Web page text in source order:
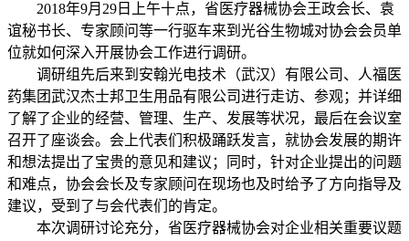
2018年9月29日上午十点，省医疗器械协会王政会长、袁
谊秘书长、专家顾问等一行驱车来到光谷生物城对协会会员单
位就如何深入开展协会工作进行调研。
调研组先后来到安翰光电技术（武汉）有限公司、人福医
药集团武汉杰士邦卫生用品有限公司进行走访、参观；并详细
了解了企业的经营、管理、生产、发展等状况，最后在会议室
召开了座谈会。会上代表们积极踊跃发言，就协会发展的期许
和想法提出了宝贵的意见和建议；同时，针对企业提出的问题
和难点，协会会长及专家顾问在现场也及时给予了方向指导及
建议，受到了与会代表们的肯定。
本次调研讨论充分，省医疗器械协会对企业相关重要议题